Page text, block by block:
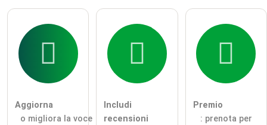
Aggiorna
o migliora la voce
Includi
recensioni
Premio
: prenota per